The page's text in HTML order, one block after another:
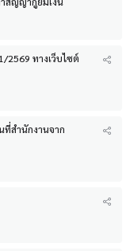
ทางเว็บไซต์
สำนักงานจาก